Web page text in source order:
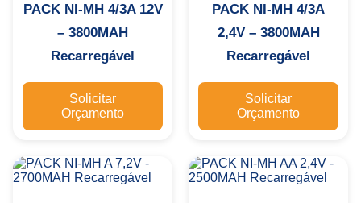
PACK NI-MH 4/3A 12V
– 3800MAH
Recarregável
Solicitar
Orçamento
PACK NI-MH 4/3A
2,4V – 3800MAH
Recarregável
Solicitar
Orçamento